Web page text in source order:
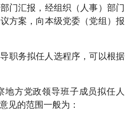
门汇报，经组织（人事）部门
方案，向本级党委（党组）报
职务拟任人选程序，可以根据
地方党政领导班子成员拟任人
见的范围一般为：